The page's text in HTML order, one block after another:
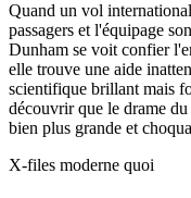
Quand un vol
passagers et l'équipage
Dunham se voit confier
elle trouve une aide
scientifique brillant mais
découvrir que le drame
bien plus grande et
X-files moderne quoi